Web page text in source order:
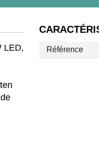
LED,
Référence